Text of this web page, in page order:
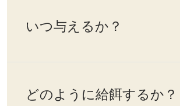
いつ与えるか？
どのように給餌するか？